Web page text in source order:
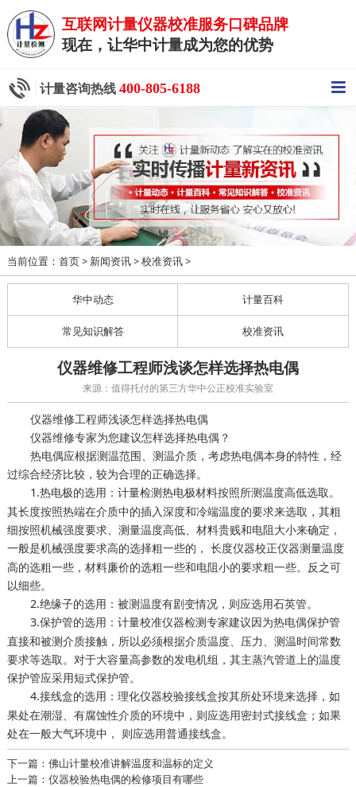
互联网计量仪器校准服务口碑品牌
现在，让华中计量成为您的优势
计量咨询热线 400-805-6188
当前位置： 首页> 新闻资讯> 校准资讯>
华中动态 计量百科
常见知识解答 校准资讯
仪器维修工程师浅谈怎样选择热电偶
来源：值得托付的第三方华中公正校准实验室
仪器维修工程师浅谈怎样选择热电偶
仪器维修专家为您建议怎样选择热电偶？
热电偶应根据测温范围、测温介质，考虑热电偶本身的特性，经
过综合经济比较，较为合理的正确选择。
1.热电极的选用： 计量检测热电极材料按照所测温度高低选取。
其长度按照热端在介质中的插入深度和冷端温度的要求来选取，其粗
细按照机械强度要求、测量温度高低、材料贵贱和电阻大小来确定，
一般是机械强度要求高的选择粗一些的， 长度仪器校正仪器测量温度
高的选粗一些，材料廉价的选粗一些和电阻小的要求粗一些。反之可
以细些。
2.绝缘子的选用：被测温度有剧变情况，则应选用石英管。
3.保护管的选用： 计量校准仪器检测专家建议因为热电偶保护管
直接和被测介质接触，所以必须根据介质温度、压力、测温时间常数
要求等选取。对于大容量高参数的发电机组，其主蒸汽管道上的温度
保护管应采用短式保护管。
4.接线盒的选用： 理化仪器校验接线盒按其所处环境来选择，如
果处在潮湿、有腐蚀性介质的环境中，则应选用密封式接线盒；如果
处在一般大气环境中， 则应选用普通接线盒。
下一篇：佛山计量校准讲解温度和温标的定义
上一篇：仪器校验热电偶的检修项目有哪些